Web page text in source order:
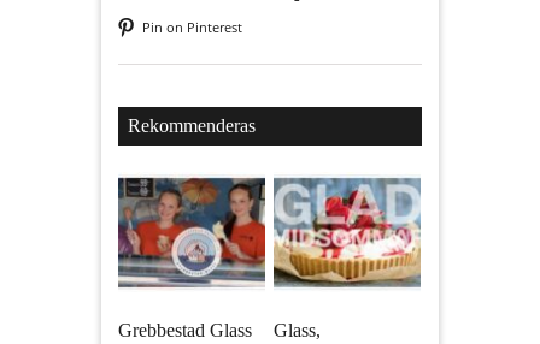
Pin on Pinterest
Rekommenderas
Grebbestad Glass
Glass,